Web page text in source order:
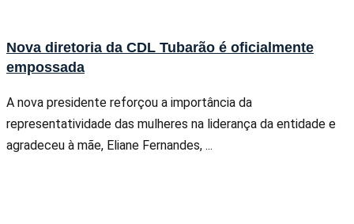
Nova diretoria da CDL Tubarão é oficialmente
empossada
A nova presidente reforçou a importância da
representatividade das mulheres na liderança da entidade e
agradeceu à mãe, Eliane Fernandes, ...